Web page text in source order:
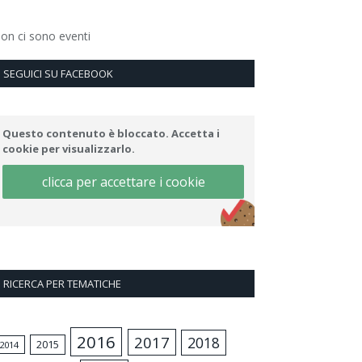
ci sono eventi
SEGUICI SU FACEBOOK
Questo contenuto è bloccato. Accetta i
cookie per visualizzarlo.
clicca per accettare i cookie
RICERCA PER TEMATICHE
2014 2015 2016 2017 2018